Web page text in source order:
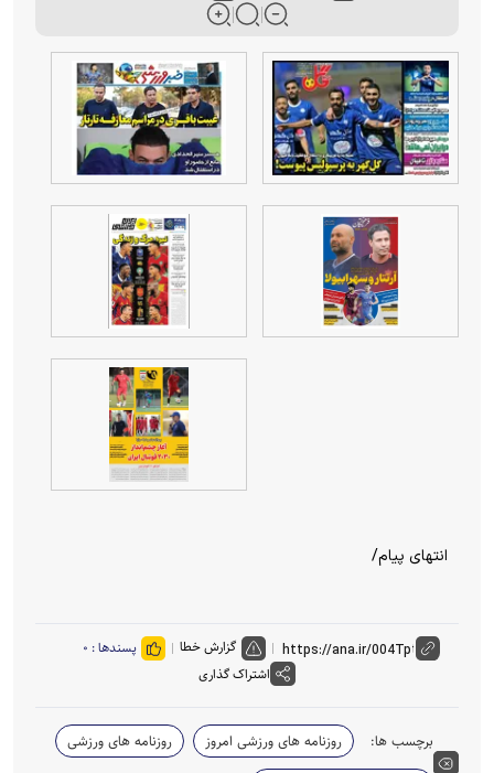
انتهای پیام/
گزارش خطا پسندها : ۰
اشتراک گذاری
برچسب ها: روزنامه های ورزشی امروز
روزنامه های ورزشی